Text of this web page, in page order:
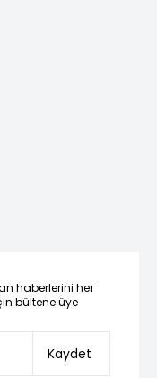
haberlerini her
bültene üye
Kaydet